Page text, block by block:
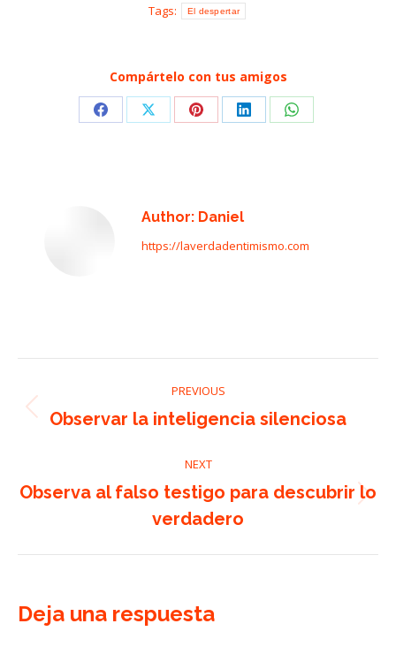
Tags: El despertar
Compártelo con tus amigos
Share Share Share Share Share
Author: Daniel
https://laverdadentimismo.com
navigation
PREVIOUS
Previous
Observar la inteligencia silenciosa
NEXT
Next
post:
Observa al falso testigo para descubrir lo
verdadero
Deja una respuesta